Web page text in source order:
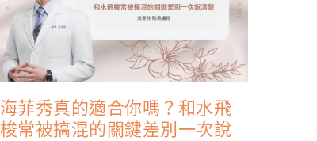
海菲秀真的適合你嗎？和水飛
梭常被搞混的關鍵差別一次說